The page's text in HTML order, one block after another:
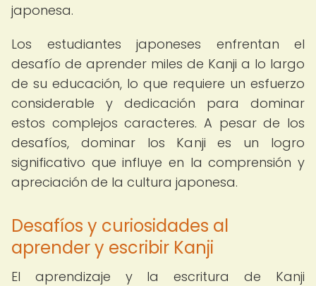
japonesa.
Los estudiantes japoneses enfrentan el
desafío de aprender miles de Kanji a lo largo
de su educación, lo que requiere un esfuerzo
considerable y dedicación para dominar
estos complejos caracteres. A pesar de los
desafíos, dominar los Kanji es un logro
significativo que influye en la comprensión y
apreciación de la cultura japonesa.
Desafíos y curiosidades al
aprender y escribir Kanji
El aprendizaje y la escritura de Kanji